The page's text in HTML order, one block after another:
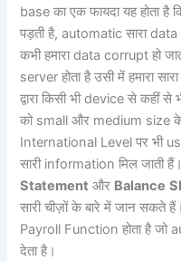
base का एक फायदा यह होता
पड़ती है, automatic सारा data
कभी हमारा data corrupt हो
server होता है उसी में हमारा
द्वारा किसी भी device से
को small और medium size
International Level पर भी
सारी information मिल जाती
Statement और Balance
सारी चीज़ों के बारे में जान सकते
Payroll Function होता है जो
देता है।